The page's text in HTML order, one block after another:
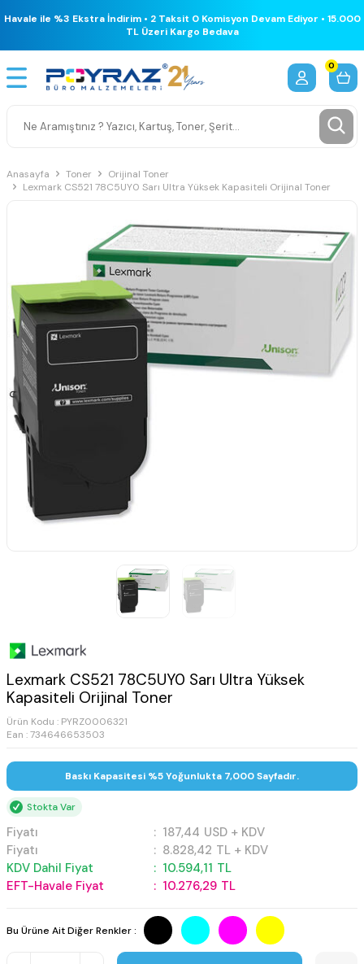
Havale ile %3 Ekstra İndirim • 2 Taksit 0 Komisyon Devam Ediyor • 15.000
TL Üzeri Kargo Bedava
0
Anasayfa Toner
Orijinal Toner
Lexmark CS521 78C5UY0 Sarı Ultra Yüksek Kapasiteli Orijinal Toner
Lexmark CS521 78C5UY0 Sarı Ultra Yüksek
Kapasiteli Orijinal Toner
Ürün Kodu : PYRZ0006321
Ean : 734646653503
Baskı Kapasitesi %5 Yoğunlukta 7,000 Sayfadır.
Stokta Var
Fiyatı : 187,44 USD + KDV
Fiyatı
: 8.828,42 TL + KDV
KDV Dahil Fiyat
: 10.594,11 TL
EFT-Havale Fiyat
: 10.276,29 TL
Bu Ürüne Ait Diğer Renkler :